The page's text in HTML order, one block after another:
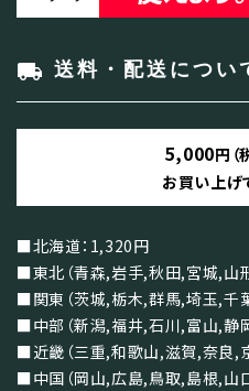
local_shipping 送料・配送につい
5,000円（
お買い上げ
■北海道：1,320円
■東北（青森,岩手,秋田,宮城,山
■関東（茨城,栃木,群馬,埼玉,千
■中部（新潟,福井,石川,富山,静
■近畿（三重,和歌山,滋賀,奈良,
■中国（岡山,広島,鳥取,島根,山